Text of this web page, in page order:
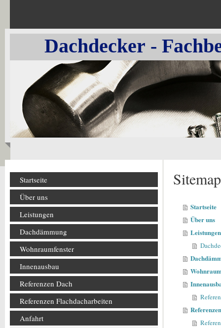
Dachdecker -
Sitemap
Startseite
Über uns
Leistungen
Startseite
Über uns
Leistungen
Dachdämmung
Wohnraumfenster
Innenausbau
Referenzen Dach
Referenzen Flachdacharbeiten
Anfahrt